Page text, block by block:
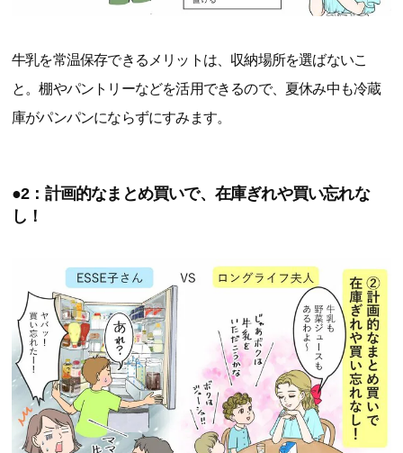
牛乳を常温保存できるメリットは、収納場所を選ばないこ
と。棚やパントリーなどを活用できるので、夏休み中も冷蔵
庫がパンパンにならずにすみます。
●2：計画的なまとめ買いで、在庫ぎれや買い忘れな
し！